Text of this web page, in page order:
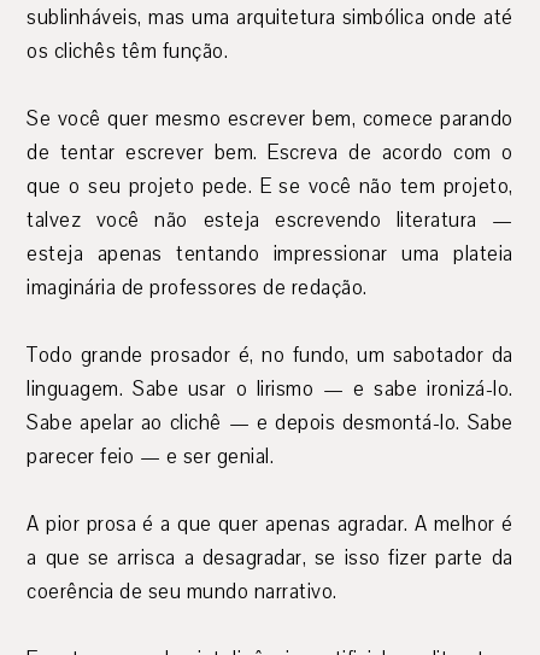
sublinháveis, mas uma arquitetura simbólica onde até
os clichês têm função.
Se você quer mesmo escrever bem, comece parando
de tentar escrever bem. Escreva de acordo com o
que o seu projeto pede. E se você não tem projeto,
talvez você não esteja escrevendo literatura —
esteja apenas tentando impressionar uma plateia
imaginária de professores de redação.
Todo grande prosador é, no fundo, um sabotador da
linguagem. Sabe usar o lirismo — e sabe ironizá-lo.
Sabe apelar ao clichê — e depois desmontá-lo. Sabe
parecer feio — e ser genial.
A pior prosa é a que quer apenas agradar. A melhor é
a que se arrisca a desagradar, se isso fizer parte da
coerência de seu mundo narrativo.